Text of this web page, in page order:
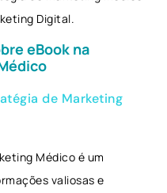
Digital.
eBook na
de Marketing
Médico é um
valiosas e